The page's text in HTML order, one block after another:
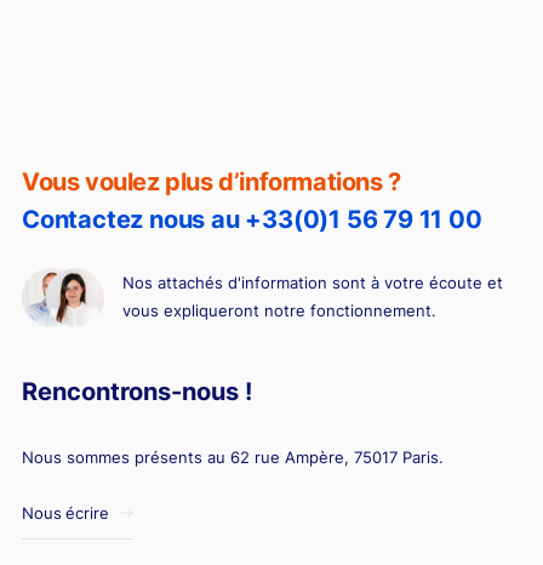
Vous voulez plus d’informations ?
Contactez nous au +33(0)1 56 79 11 00
Nos attachés d'information sont à votre écoute et
vous expliqueront notre fonctionnement.
Rencontrons-nous !
Nous sommes présents au 62 rue Ampère, 75017 Paris.
Nous écrire